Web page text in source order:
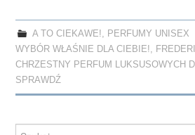
bo
ok
to
do
n
ailre
A TO CIEKAWE! PERFUMY UNISEX
WYBÓR WŁAŚNIE DLA CIEBIE!
CHRZESTNY PERFUM LUKSUSOWYCH
SPRAWDŹ